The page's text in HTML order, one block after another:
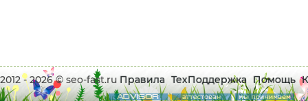
2012 - 2026 © seo-fast.ru Правила ТехПоддержка Помощь